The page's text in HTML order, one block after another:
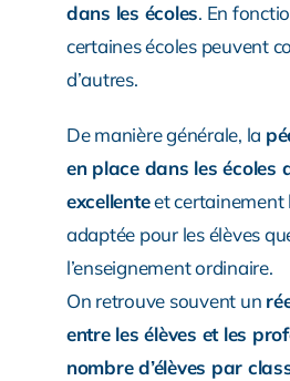
dans les écoles. En
certaines écoles peuvent
d’autres.
De manière générale, la
en place dans les écoles
excellenteet certainement
adaptée pour les élèves
l’enseignement ordinaire.
On retrouve souvent un
entre les élèves et les
nombre d’élèves par